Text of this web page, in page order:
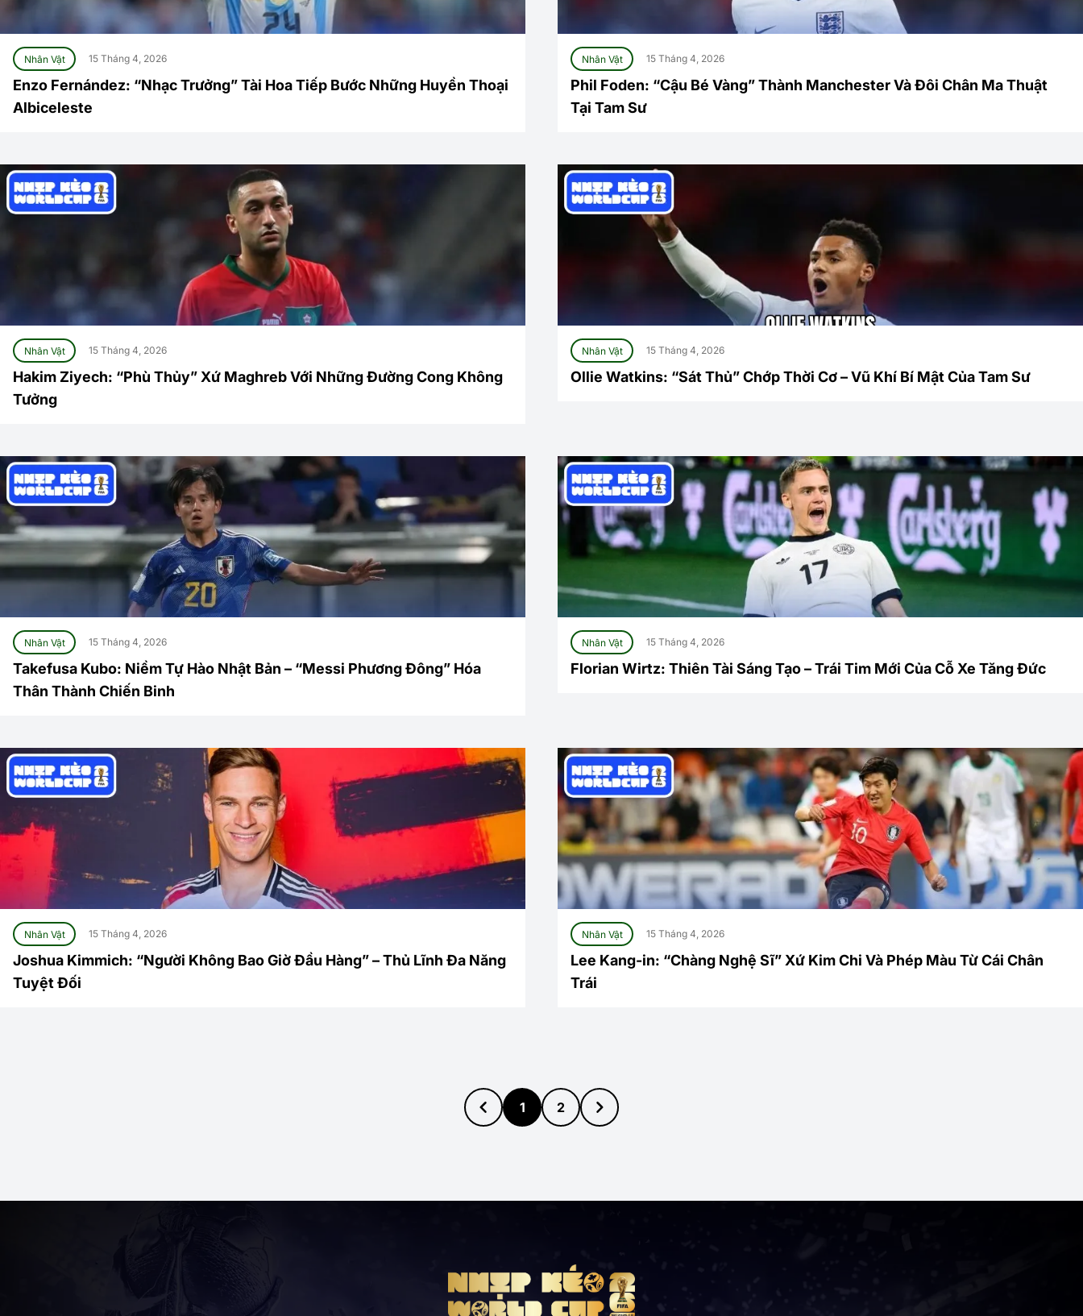
Nhân Vật 15 Tháng 4, 2026
Enzo Fernández: “Nhạc Trưởng” Tài Hoa Tiếp Bước Những Huyền Thoại
Albiceleste
Nhân Vật 15 Tháng 4, 2026
Phil Foden: “Cậu Bé Vàng” Thành Manchester Và Đôi Chân Ma Thuật
Tại Tam Sư
Nhân Vật 15 Tháng 4, 2026
Hakim Ziyech: “Phù Thủy” Xứ Maghreb Với Những Đường Cong Không
Tưởng
Nhân Vật 15 Tháng 4, 2026
Ollie Watkins: “Sát Thủ” Chớp Thời Cơ – Vũ Khí Bí Mật Của Tam Sư
Nhân Vật 15 Tháng 4, 2026
Takefusa Kubo: Niềm Tự Hào Nhật Bản – “Messi Phương Đông” Hóa
Thân Thành Chiến Binh
Nhân Vật 15 Tháng 4, 2026
Florian Wirtz: Thiên Tài Sáng Tạo – Trái Tim Mới Của Cỗ Xe Tăng Đức
Nhân Vật 15 Tháng 4, 2026
Joshua Kimmich: “Người Không Bao Giờ Đầu Hàng” – Thủ Lĩnh Đa Năng
Tuyệt Đối
Nhân Vật 15 Tháng 4, 2026
Lee Kang-in: “Chàng Nghệ Sĩ” Xứ Kim Chi Và Phép Màu Từ Cái Chân
Trái
1 2